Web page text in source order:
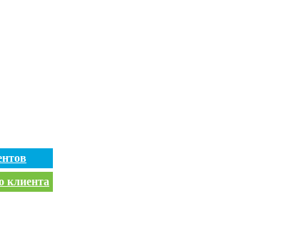
клиента